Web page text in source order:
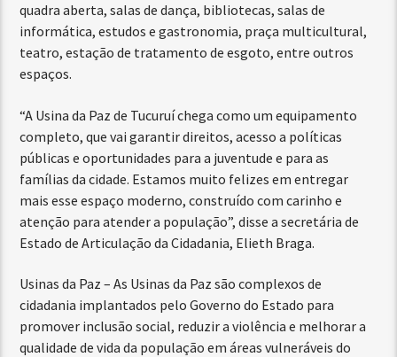
quadra aberta, salas de dança, bibliotecas, salas de
informática, estudos e gastronomia, praça multicultural,
teatro, estação de tratamento de esgoto, entre outros
espaços.
“A Usina da Paz de Tucuruí chega como um equipamento
completo, que vai garantir direitos, acesso a políticas
públicas e oportunidades para a juventude e para as
famílias da cidade. Estamos muito felizes em entregar
mais esse espaço moderno, construído com carinho e
atenção para atender a população”, disse a secretária de
Estado de Articulação da Cidadania, Elieth Braga.
Usinas da Paz – As Usinas da Paz são complexos de
cidadania implantados pelo Governo do Estado para
promover inclusão social, reduzir a violência e melhorar a
qualidade de vida da população em áreas vulneráveis do